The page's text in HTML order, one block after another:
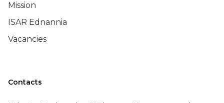
Mission
ISAR Ednannia
Vacancies
Contacts